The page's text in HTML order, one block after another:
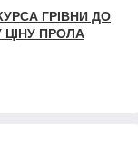
ГРІВНИ ДО
ПРОЛА